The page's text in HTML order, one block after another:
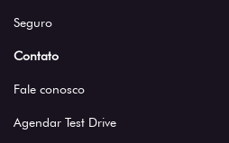
Seguro
Contato
Fale conosco
Agendar Test Drive